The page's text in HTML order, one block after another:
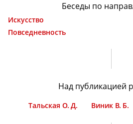
Беседы по
Искусство
Повседневность
Над публикацией
Тальская О. Д. Виник В. Б.